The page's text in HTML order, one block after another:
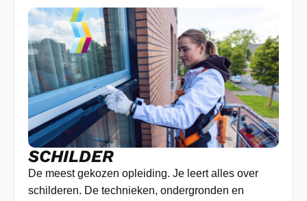
SCHILDER
De meest gekozen opleiding. Je leert alles over
schilderen. De technieken, ondergronden en